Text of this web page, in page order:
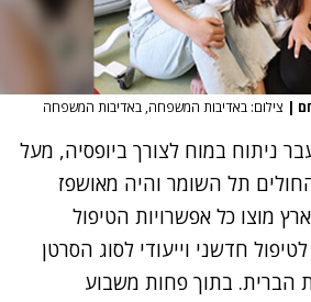
| צילום: באדיבות המשפחה, באדיבות המשפחה
ניתוח במוח לצורך ביופסיה, מעל
החולים תל השומר והיה מאושפז
מוצו כל אפשרויות הטיפול
חדשני וייעודי לסוג הסרטן
הברית. בתוך פחות משבוע